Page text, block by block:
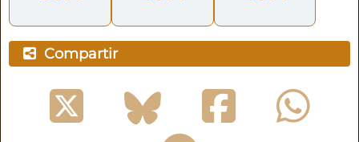
Compartir